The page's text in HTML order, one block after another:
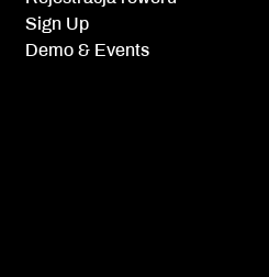
Sign Up
Demo & Events